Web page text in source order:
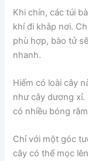
Khi chín, các túi
khí đi khắp nơi.
phù hợp, bào tử
nhanh.
Hiếm có loài cây
như cây dương
có nhiều bóng
Chỉ với một góc
cây có thể mọc